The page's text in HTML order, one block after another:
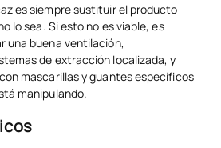
es siempre sustituir el producto
lo sea. Si esto no es viable, es
una buena ventilación,
de extracción localizada, y
mascarillas y guantes específicos
manipulando.